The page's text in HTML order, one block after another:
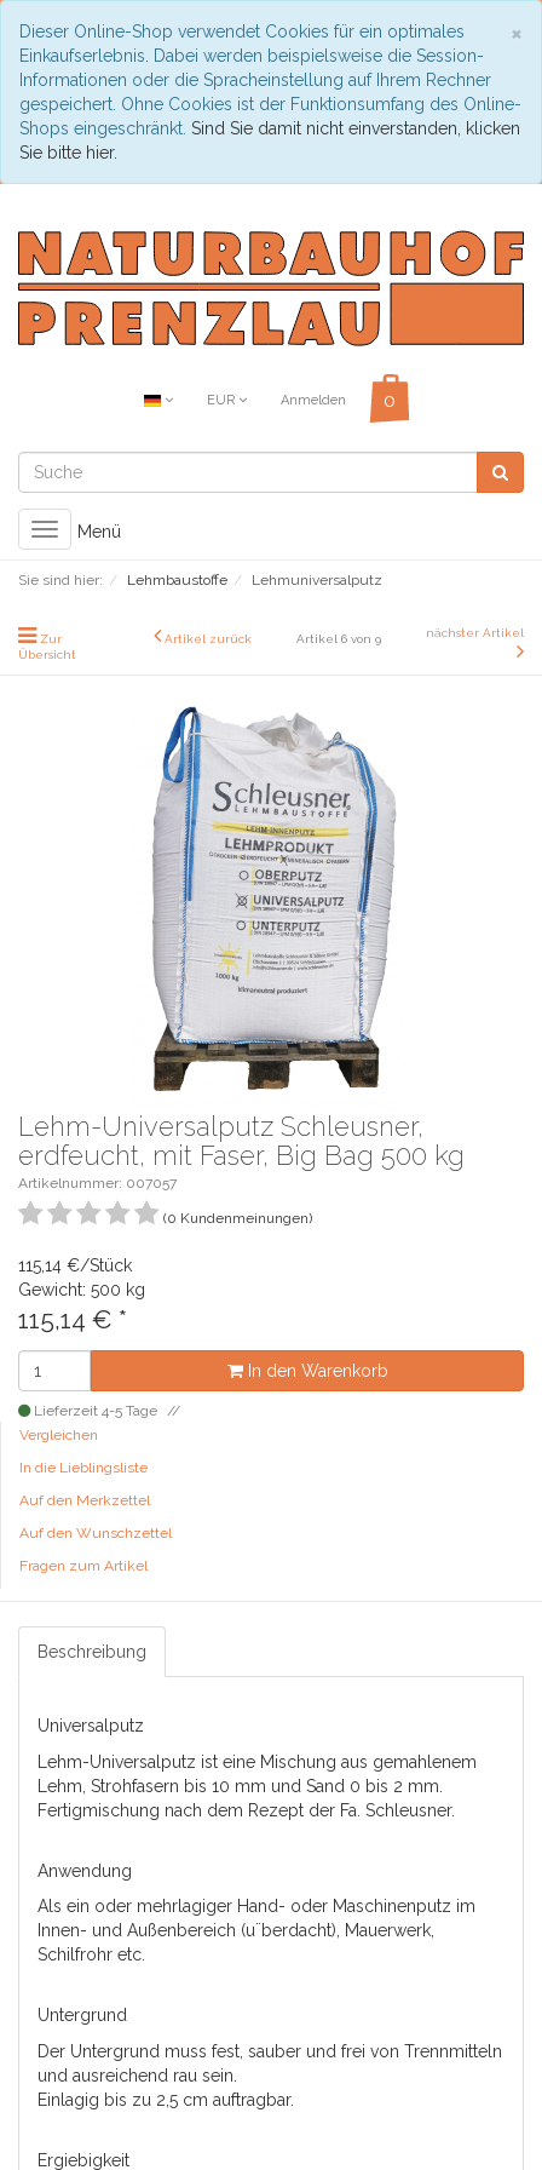
×
Dieser Online-Shop verwendet Cookies für ein optimales
Einkaufserlebnis. Dabei werden beispielsweise die Session-
Informationen oder die Spracheinstellung auf Ihrem Rechner
gespeichert. Ohne Cookies ist der Funktionsumfang des Online-
Shops eingeschränkt. Sind Sie damit nicht einverstanden, klicken
Sie bitte hier.
EUR Anmelden
Toggle
navigation
Menü
Sie sind hier: Lehmbaustoffe Lehmuniversalputz
Zur
Übersicht
Artikel zurück Artikel 6 von 9 nächster Artikel
Lehm-Universalputz Schleusner,
erdfeucht, mit Faser, Big Bag 500 kg
Artikelnummer: 007057
(0 Kundenmeinungen)
115,14 €/Stück
Gewicht: 500 kg
115,14 € *
In den Warenkorb
Lieferzeit 4-5 Tage
Vergleichen
In die Lieblingsliste
Auf den Merkzettel
Auf den Wunschzettel
Fragen zum Artikel
Beschreibung
Universalputz
Lehm-Universalputz ist eine Mischung aus gemahlenem
Lehm, Strohfasern bis 10 mm und Sand 0 bis 2 mm.
Fertigmischung nach dem Rezept der Fa. Schleusner.
Anwendung
Als ein oder mehrlagiger Hand- oder Maschinenputz im
Innen- und Außenbereich (u¨berdacht), Mauerwerk,
Schilfrohr etc.
Untergrund
Der Untergrund muss fest, sauber und frei von Trennmitteln
und ausreichend rau sein.
Einlagig bis zu 2,5 cm auftragbar.
Ergiebigkeit